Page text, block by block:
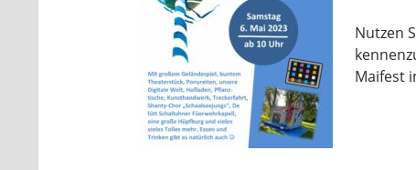
Nutzen
Maifest